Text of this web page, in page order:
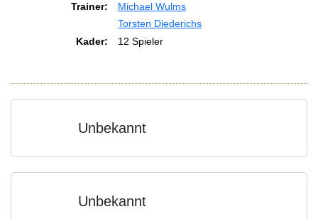
Trainer:
Michael Wulms
Torsten Diederichs
Kader:
12 Spieler
Unbekannt
Unbekannt